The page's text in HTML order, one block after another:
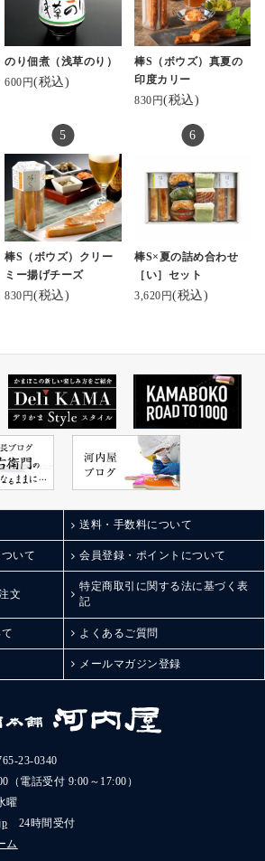
を合わせて仕上げられ
たスティックかまぼこ
は絶品！
優しいかまぼこの風味
とたっぷりサンドされ
たりすぎて♡
お酒のお供にももちろ
ん。
おかずとしても◎
なんならお弁当のおか
ずにも◎
小さなお子さんからお
父さんまで
老若男女問わずおすす
めできちゃう！
ジャパン・フード・セ
得。
他にも粗挽き黒こしょ
うや唐辛子、富山湾し
ろえびに揚げチーズな
ど。
棒Sシリーズは全部で5
種類あるそう！
どれもこれも美味しそ
甘いものは苦手って方
への贈り物や手土産に
も最適◎
また自分用にもお取り
寄せしたいなぁ。
ごちそうさまでした。
.
#ギフトにおすすめ#お
取り寄せグルメ#富山観
光#金沢観光#お酒に合
ー#かまぼこ#棒s元祖ス
ックチーズ#チーズかま
元祖スティックチーズ#
ボウズ#河内屋#鮨蒲本
舗河内屋#鮨蒲本舗#ス
ティックかまぼこ#ステ
#わらび餅
#わらび大福
#和菓子
#和菓子好き
#美味
#ありがとう ♡♡
のり佃煮（浅草のり）
600円(税込)
棒S（ボウズ）真夏の
印度カリー
830円(税込)
棒S（ボウズ）クリー
ミー揚げチーズ
830円(税込)
棒S×夏の詰め合わせ
［い］セット
3,620円(税込)
送料・手数料について
いて 会員登録・ポイントについて
文
特定商取引に関する法に基づく表
記
よくあるご質問
メールマガジン登録
23-0340
（電話受付 9:00～17:00）
曜
24時間受付
ム